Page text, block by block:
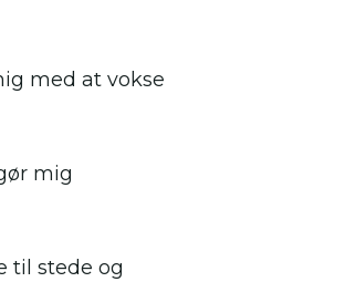
med at vokse
mig
til stede og